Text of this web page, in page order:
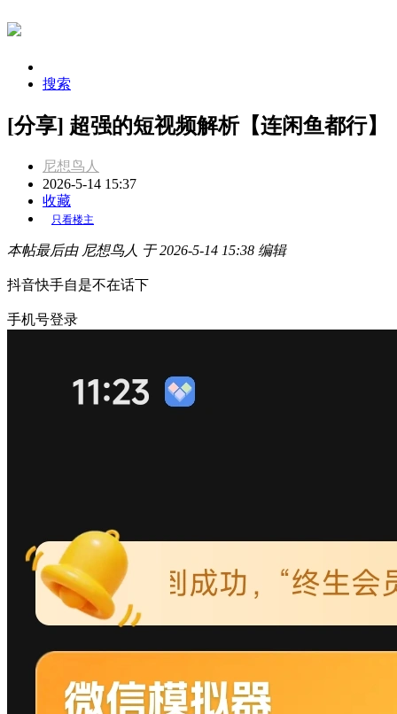
搜索
[分享] 超强的短视频解析【连闲鱼都行】
尼想鸟人
2026-5-14 15:37
收藏
只看楼主
本帖最后由 尼想鸟人 于 2026-5-14 15:38 编辑
抖音快手自是不在话下
手机号登录